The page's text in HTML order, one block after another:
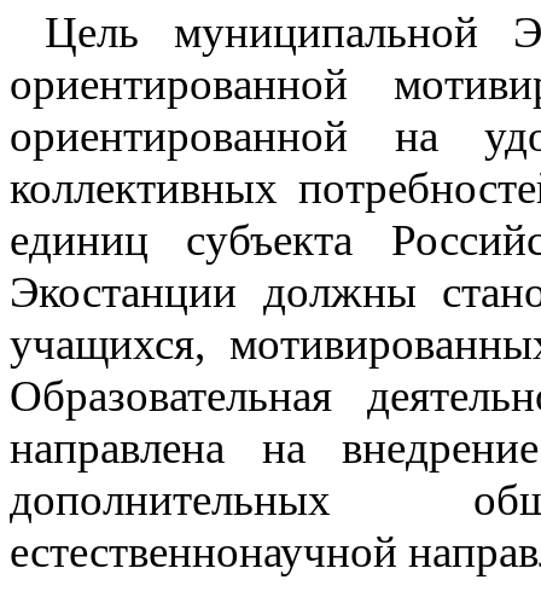
Цель муниципальной
ориентированной
ориентированной на
коллективных
единиц субъекта
Экостанции должны
учащихся,
Образовательная
направлена на
дополнительных
естественнонаучной